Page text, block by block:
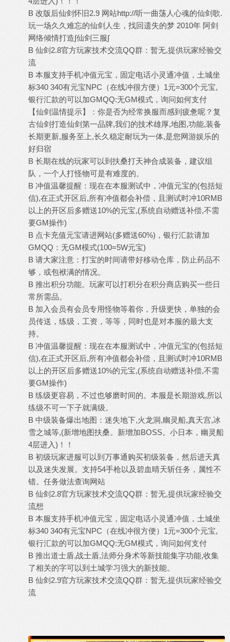
B 改版后仙剑怀旧2.9 网站http://听一曲荡人心魂的仙剑歌.
玩一场久久难忘的仙剑人生，找回遗失的梦 2010年 阿剑
网络倾情打造∫仙剑三服∫
B 仙剑2.8官方玩家技术交流QQ群：暂无,提供玩家经验交
流
B 本服支持手机冲值元宝，固定电话小灵通冲值，土城坐
标340 340有元宝NPC（在线冲很方便）1元=300个元宝,
银行汇款的可以加GMQQ:无GM模式，询问如何支付
【仙剑温情提示】：你是否为经常换服而感到疲惫呢？复
古仙剑打造仙剑第一品牌,我们的技术雄厚,地图,功能,装备
长期更新,服务至上,长久稳定耐玩为一体,是您网游娱乐的
好归宿
B 长期在线的玩家可以到扶桑打天神合成装备，建议组
队，一个人打怪物可是有难度的。
B 冲值温馨提醒：现在在本服测试中，冲值元宝的(包括短
信),在正式开区后,所有冲值都会补偿，且测试时冲10RMB
以上的开区后多赠送10%的元宝,(系统自动赠送补偿,不需
要GM操作)
B 点卡充值元宝请进网站(多赠送60%)，银行汇款请加
GMQQ：无GM模式(100=5W元宝)
B 请大家注意：打宝的时间请带好移动仓库，防止药品不
够，或包袱满的情况。
B 推出积分功能。玩家可以打积分在积分商店购买一些日
常所需品。
B 加入会员有会员专用怪物等着你，升级更快，单独的会
员传送，练级，工资，等等，同时也是对本服的最大支
持。
B 冲值温馨提醒：现在在本服测试中，冲值元宝的(包括短
信),在正式开区后,所有冲值都会补偿，且测试时冲10RMB
以上的开区后多赠送10%的元宝,(系统自动赠送补偿,不需
要GM操作)
B 练级更容易，不过也够磨时间的。本服是长期游戏,所以
练级不可一下子就满级。
B 中级装备爆出地图：迷失地下,火龙洞,幽灵船,真天宫,冰
雪之城等,(新增地图扶桑。新增加BOSS。小日本，幽灵船
4层进入)！！
B 初级玩家进服可以到万事通购买初级装备，然后进天真
以及迷失发展。支持54手枪以及碧血晴天斩任务，属性不
错。任务做法查询网站
B 仙剑2.8官方玩家技术交流QQ群：暂无,提供玩家经验交
流想
B 本服支持手机冲值元宝，固定电话小灵通冲值，土城坐
标340 340有元宝NPC（在线冲很方便）1元=300个元宝,
银行汇款的可以加GMQQ:无GM模式，询问如何支付
B 推出道士盾,战士盾,法师分身术等新技能集字功能,收集
了相关的字可以到土城学习强大的新技能。
B 仙剑2.9官方玩家技术交流QQ群：暂无,提供玩家经验交
流